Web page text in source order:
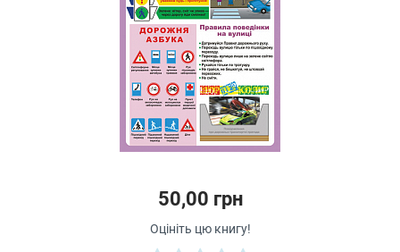
50,00 грн
Оцініть цю книгу!